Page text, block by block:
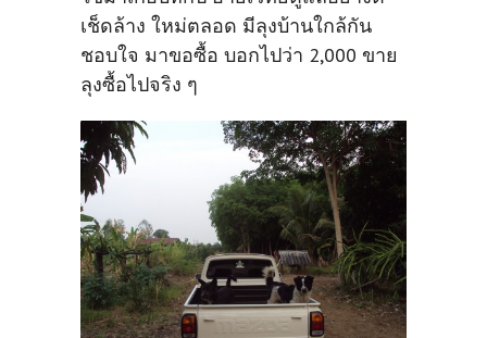
เช็ดล้าง ใหม่ตลอด มีลุงบ้านใกล้กัน
ชอบใจ มาขอซื้อ บอกไปว่า 2,000 ขาย
ลุงซื้อไปจริง ๆ